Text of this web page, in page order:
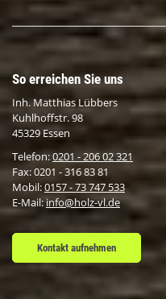
So erreichen Sie uns
Inh. Matthias Lübbers
Kuhlhoffstr. 98
45329 Essen
Telefon:0201 - 206 02 321
Fax: 0201 - 316 83 81
Mobil:0157 - 73 747 533
E-Mail:info@holz-vl.de
Kontakt aufnehmen